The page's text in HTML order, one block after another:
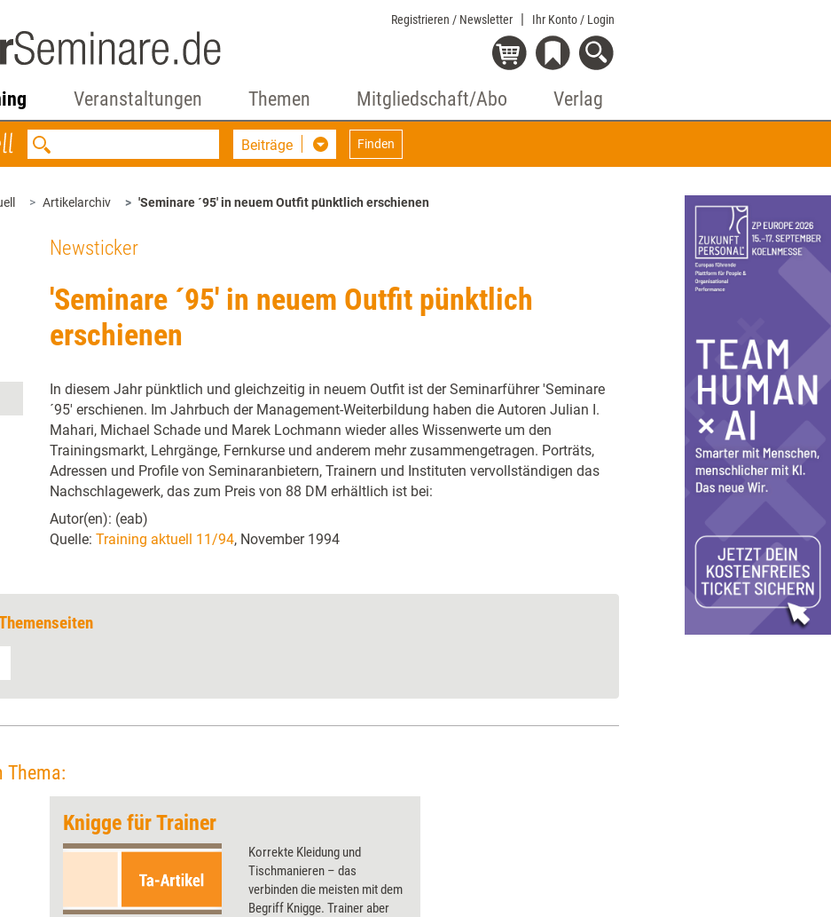
Registrieren / Newsletter Ihr Konto / Login
Veranstaltungen Themen Mitgliedschaft/Abo Verlag
Beiträge Finden
Artikelarchiv 'Seminare ´95' in neuem Outfit pünktlich erschienen
Newsticker
'Seminare ´95' in neuem Outfit pünktlich
erschienen
In diesem Jahr pünktlich und gleichzeitig in neuem Outfit ist der Seminarführer 'Seminare
´95' erschienen. Im Jahrbuch der Management-Weiterbildung haben die Autoren Julian I.
Mahari, Michael Schade und Marek Lochmann wieder alles Wissenwerte um den
Trainingsmarkt, Lehrgänge, Fernkurse und anderem mehr zusammengetragen. Porträts,
Adressen und Profile von Seminaranbietern, Trainern und Instituten vervollständigen das
Nachschlagewerk, das zum Preis von 88 DM erhältlich ist bei:
Autor(en): (eab)
Quelle: Training aktuell 11/94, November 1994
Thema:
Knigge für Trainer
Korrekte Kleidung und
Tischmanieren – das
verbinden die meisten mit dem
Begriff Knigge. Trainer aber